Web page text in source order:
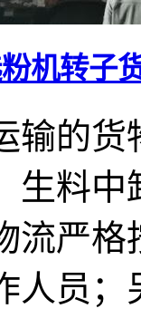
机转子
输的货
生料中
流严格
人员；